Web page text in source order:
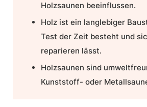
Holzsaunen beeinflussen.
Holz ist ein langlebiger
Test der Zeit besteht und
reparieren lässt.
Holzsaunen sind
Kunststoff- oder